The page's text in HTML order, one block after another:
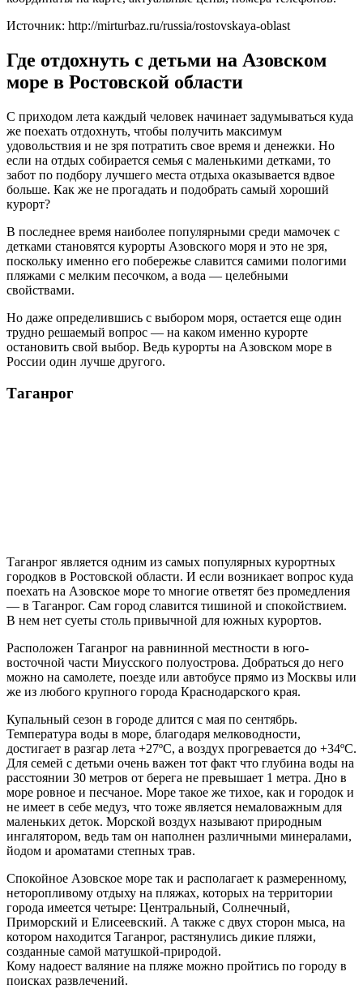
Источник: http://mirturbaz.ru/russia/rostovskaya-oblast
Где отдохнуть с детьми на Азовском
море в Ростовской области
С приходом лета каждый человек начинает задумываться куда
же поехать отдохнуть, чтобы получить максимум
удовольствия и не зря потратить свое время и денежки. Но
если на отдых собирается семья с маленькими детками, то
забот по подбору лучшего места отдыха оказывается вдвое
больше. Как же не прогадать и подобрать самый хороший
курорт?
В последнее время наиболее популярными среди мамочек с
детками становятся курорты Азовского моря и это не зря,
поскольку именно его побережье славится самими пологими
пляжами с мелким песочком, а вода — целебными
свойствами.
Но даже определившись с выбором моря, остается еще один
трудно решаемый вопрос — на каком именно курорте
остановить свой выбор. Ведь курорты на Азовском море в
России один лучше другого.
Таганрог
Таганрог является одним из самых популярных курортных
городков в Ростовской области. И если возникает вопрос куда
поехать на Азовское море то многие ответят без промедления
— в Таганрог. Сам город славится тишиной и спокойствием.
В нем нет суеты столь привычной для южных курортов.
Расположен Таганрог на равнинной местности в юго-
восточной части Миусского полуострова. Добраться до него
можно на самолете, поезде или автобусе прямо из Москвы или
же из любого крупного города Краснодарского края.
Купальный сезон в городе длится с мая по сентябрь.
Температура воды в море, благодаря мелководности,
достигает в разгар лета +27ºС, а воздух прогревается до +34ºС.
Для семей с детьми очень важен тот факт что глубина воды на
расстоянии 30 метров от берега не превышает 1 метра. Дно в
море ровное и песчаное. Море такое же тихое, как и городок и
не имеет в себе медуз, что тоже является немаловажным для
маленьких деток. Морской воздух называют природным
ингалятором, ведь там он наполнен различными минералами,
йодом и ароматами степных трав.
Спокойное Азовское море так и располагает к размеренному,
неторопливому отдыху на пляжах, которых на территории
города имеется четыре: Центральный, Солнечный,
Приморский и Елисеевский. А также с двух сторон мыса, на
котором находится Таганрог, растянулись дикие пляжи,
созданные самой матушкой-природой.
Кому надоест валяние на пляже можно пройтись по городу в
поисках развлечений.